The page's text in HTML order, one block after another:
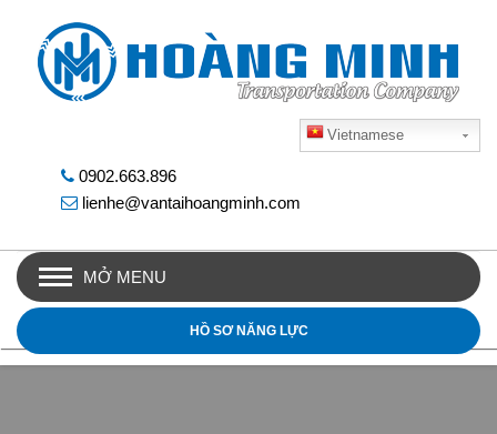
Vietnamese
0902.663.896
lienhe@vantaihoangminh.com
MỞ MENU
HỒ SƠ NĂNG LỰC